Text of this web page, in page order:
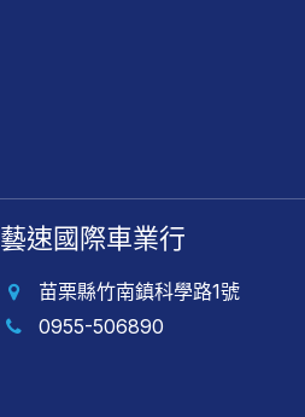
藝速國際車業行
苗栗縣竹南鎮科學路1號
0955-506890